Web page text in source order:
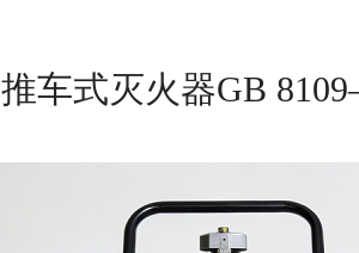
推车式灭火器GB